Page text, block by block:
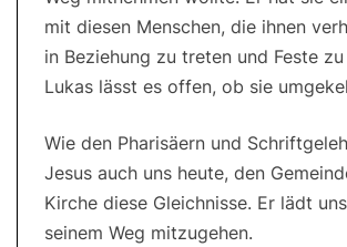
mit diesen Menschen, die ihnen
in Beziehung zu treten und Feste
Lukas lässt es offen, ob sie
Wie den Pharisäern und
Jesus auch uns heute, den
Kirche diese Gleichnisse. Er lädt
seinem Weg mitzugehen.